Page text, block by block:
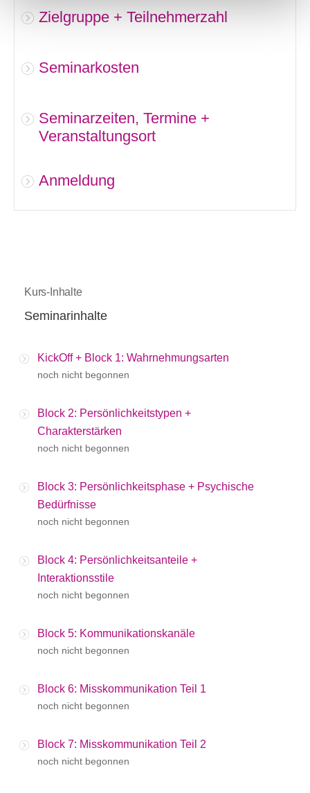
Zielgruppe + Teilnehmerzahl
Seminarkosten
Seminarzeiten, Termine +
Veranstaltungsort
Anmeldung
Kurs-Inhalte
Seminarinhalte
KickOff + Block 1: Wahrnehmungsarten
noch nicht begonnen
Block 2: Persönlichkeitstypen +
Charakterstärken
noch nicht begonnen
Block 3: Persönlichkeitsphase + Psychische
Bedürfnisse
noch nicht begonnen
Block 4: Persönlichkeitsanteile +
Interaktionsstile
noch nicht begonnen
Block 5: Kommunikationskanäle
noch nicht begonnen
Block 6: Misskommunikation Teil 1
noch nicht begonnen
Block 7: Misskommunikation Teil 2
noch nicht begonnen